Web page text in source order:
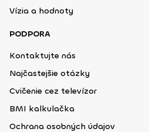
Vízia a hodnoty
PODPORA
Kontaktujte nás
Najčastejšie otázky
Cvičenie cez televízor
BMI kalkulačka
Ochrana osobných údajov